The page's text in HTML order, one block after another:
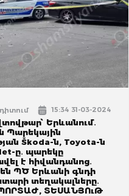
15:34 31-03-2024
Երևանում․
Պարեկային
Škoda-ն, Toyota-ն
ը․ պարեկը
է հիվանդանոց․
ՊԾ Երևանի գնդի
տեղակալները․
ՏԵՍԱՆՅՈւԹ